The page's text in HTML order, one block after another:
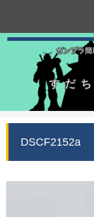
ガンプラ
すだ
DSCF2152a